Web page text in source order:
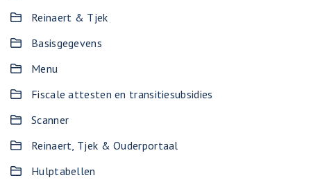
Reinaert & Tjek
Basisgegevens
Menu
Fiscale attesten en transitiesubsidies
Scanner
Reinaert, Tjek & Ouderportaal
Hulptabellen